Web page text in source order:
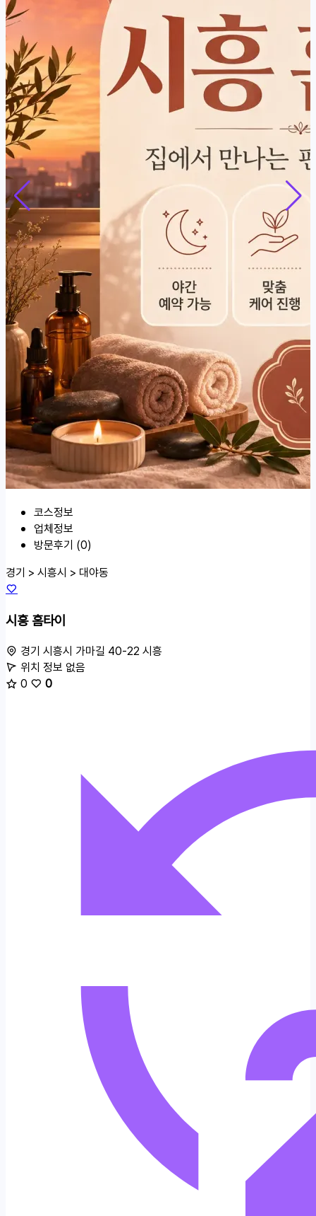
코스정보
업체정보
방문후기 (0)
경기 > 시흥시 > 대야동
시흥 홈타이
경기 시흥시 가마길 40-22 시흥
위치 정보 없음
0
0